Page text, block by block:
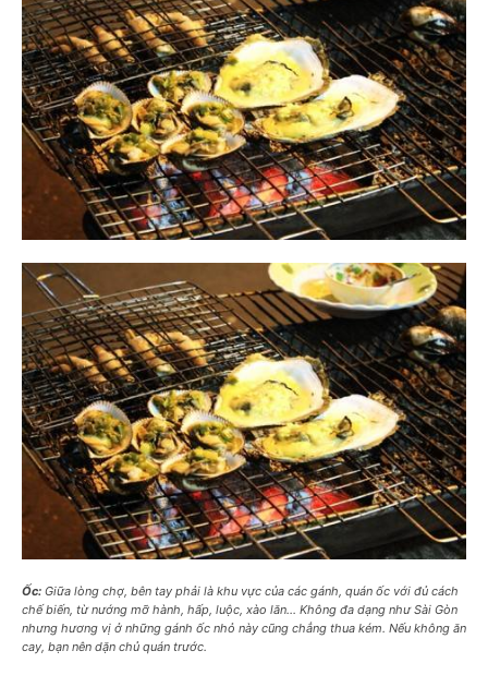
Ốc: Giữa lòng chợ, bên tay phải là khu vực của các gánh, quán ốc với đủ cách
chế biến, từ nướng mỡ hành, hấp, luộc, xào lăn… Không đa dạng như Sài Gòn
nhưng hương vị ở những gánh ốc nhỏ này cũng chẳng thua kém. Nếu không ăn
cay, bạn nên dặn chủ quán trước.